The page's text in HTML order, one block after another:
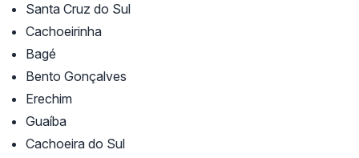
Santa Cruz do Sul
Cachoeirinha
Bagé
Bento Gonçalves
Erechim
Guaíba
Cachoeira do Sul